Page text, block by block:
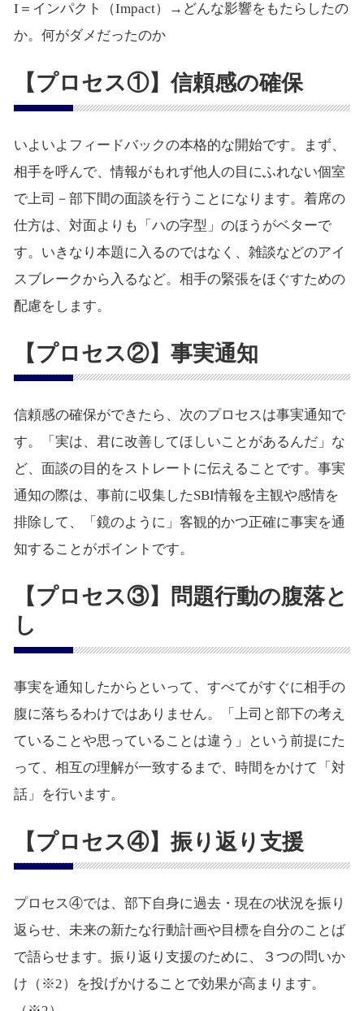
I＝インパクト（Impact）→どんな影響をもたらしたの
か。何がダメだったのか
【プロセス①】信頼感の確保
いよいよフィードバックの本格的な開始です。まず、
相手を呼んで、情報がもれず他人の目にふれない個室
で上司－部下間の面談を行うことになります。着席の
仕方は、対面よりも「ハの字型」のほうがベターで
す。いきなり本題に入るのではなく、雑談などのアイ
スブレークから入るなど。相手の緊張をほぐすための
配慮をします。
【プロセス②】事実通知
信頼感の確保ができたら、次のプロセスは事実通知で
す。「実は、君に改善してほしいことがあるんだ」な
ど、面談の目的をストレートに伝えることです。事実
通知の際は、事前に収集したSBI情報を主観や感情を
排除して、「鏡のように」客観的かつ正確に事実を通
知することがポイントです。
【プロセス③】問題行動の腹落と
し
事実を通知したからといって、すべてがすぐに相手の
腹に落ちるわけではありません。「上司と部下の考え
ていることや思っていることは違う」という前提にた
って、相互の理解が一致するまで、時間をかけて「対
話」を行います。
【プロセス④】振り返り支援
プロセス④では、部下自身に過去・現在の状況を振り
返らせ、未来の新たな行動計画や目標を自分のことば
で語らせます。振り返り支援のために、３つの問いか
け（※2）を投げかけることで効果が高まります。